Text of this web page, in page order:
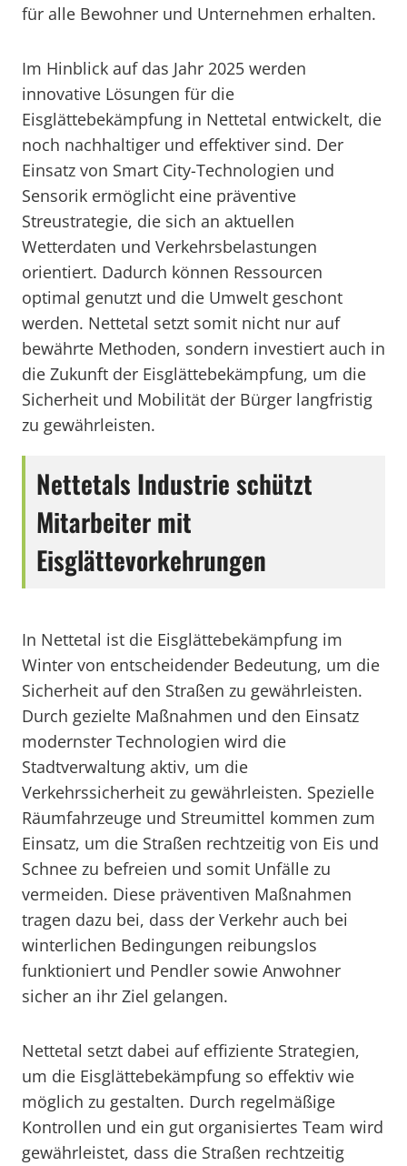
für alle Bewohner und Unternehmen erhalten.
Im Hinblick auf das Jahr 2025 werden
innovative Lösungen für die
Eisglättebekämpfung in Nettetal entwickelt, die
noch nachhaltiger und effektiver sind. Der
Einsatz von Smart City-Technologien und
Sensorik ermöglicht eine präventive
Streustrategie, die sich an aktuellen
Wetterdaten und Verkehrsbelastungen
orientiert. Dadurch können Ressourcen
optimal genutzt und die Umwelt geschont
werden. Nettetal setzt somit nicht nur auf
bewährte Methoden, sondern investiert auch in
die Zukunft der Eisglättebekämpfung, um die
Sicherheit und Mobilität der Bürger langfristig
zu gewährleisten.
Nettetals Industrie schützt
Mitarbeiter mit
Eisglättevorkehrungen
In Nettetal ist die Eisglättebekämpfung im
Winter von entscheidender Bedeutung, um die
Sicherheit auf den Straßen zu gewährleisten.
Durch gezielte Maßnahmen und den Einsatz
modernster Technologien wird die
Stadtverwaltung aktiv, um die
Verkehrssicherheit zu gewährleisten. Spezielle
Räumfahrzeuge und Streumittel kommen zum
Einsatz, um die Straßen rechtzeitig von Eis und
Schnee zu befreien und somit Unfälle zu
vermeiden. Diese präventiven Maßnahmen
tragen dazu bei, dass der Verkehr auch bei
winterlichen Bedingungen reibungslos
funktioniert und Pendler sowie Anwohner
sicher an ihr Ziel gelangen.
Nettetal setzt dabei auf effiziente Strategien,
um die Eisglättebekämpfung so effektiv wie
möglich zu gestalten. Durch regelmäßige
Kontrollen und ein gut organisiertes Team wird
gewährleistet, dass die Straßen rechtzeitig